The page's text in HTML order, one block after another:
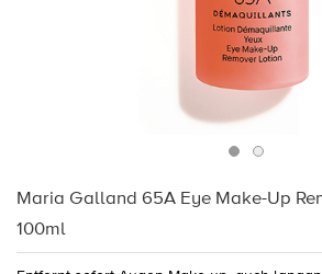
Maria Galland 65A Eye Make-Up
100ml